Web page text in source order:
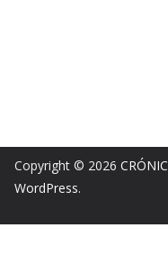
Copyright © 2026
WordPress.